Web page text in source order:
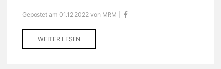
Gepostet am 01.12.2022 von MRM |
WEITER LESEN